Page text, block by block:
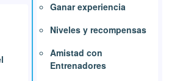
Ganar experiencia
Niveles y recompensas
Amistad con
Entrenadores